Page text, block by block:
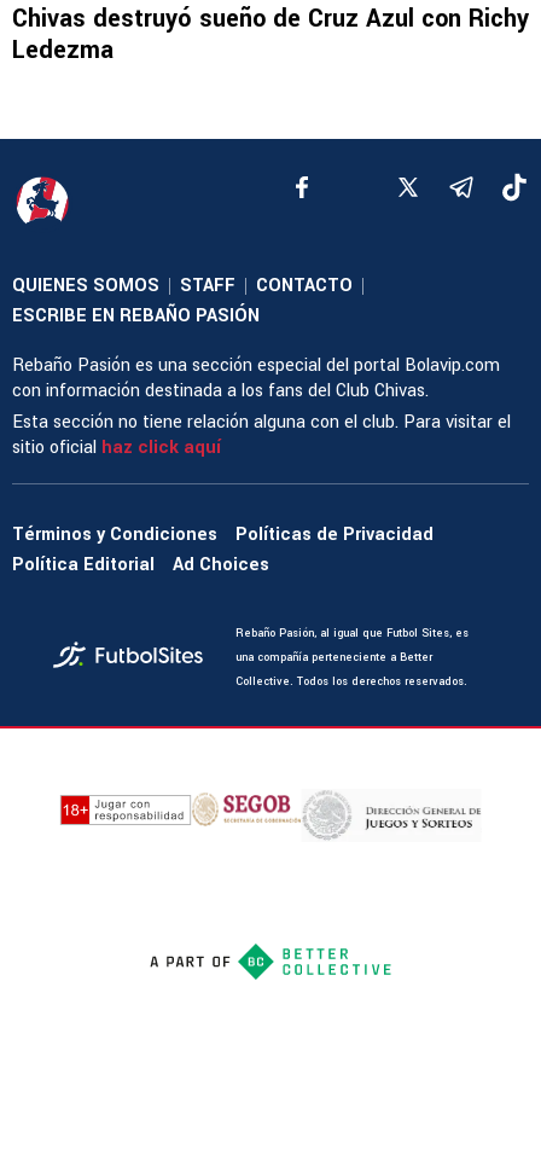
Chivas destruyó sueño de Cruz Azul con Richy
Ledezma
QUIENES SOMOS | STAFF | CONTACTO |
ESCRIBE EN REBAÑO PASIÓN
Rebaño Pasión es una sección especial del portal Bolavip.com
con información destinada a los fans del Club Chivas.
Esta sección no tiene relación alguna con el club. Para visitar el
sitio oficial haz click aquí
Términos y Condiciones
Políticas de Privacidad
Política Editorial
Ad Choices
Rebaño Pasión, al igual que Futbol Sites, es
una compañía perteneciente a Better
Collective. Todos los derechos reservados.